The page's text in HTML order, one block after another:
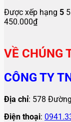
Được xếp hạng 5
450.000₫
VỀ CHÚNG
CÔNG TY
Địa chỉ: 578
Điện thoại: